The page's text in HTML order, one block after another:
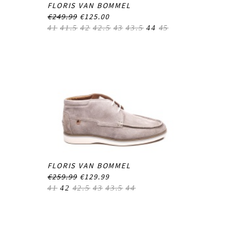
FLORIS VAN BOMMEL
€249.99 €125.00
41 41.5 42 42.5 43 43.5 44 45
FLORIS VAN BOMMEL
€259.99 €129.99
41 42 42.5 43 43.5 44